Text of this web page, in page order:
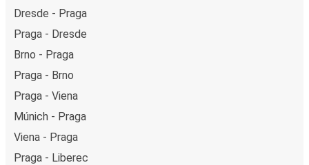
Dresde - Praga
Praga - Dresde
Brno - Praga
Praga - Brno
Praga - Viena
Múnich - Praga
Viena - Praga
Praga - Liberec